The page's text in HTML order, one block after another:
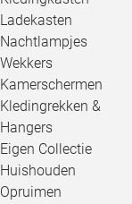
Ladekasten
Nachtlampjes
Wekkers
Kamerschermen
Kledingrekken &
Hangers
Eigen Collectie
Huishouden
Opruimen